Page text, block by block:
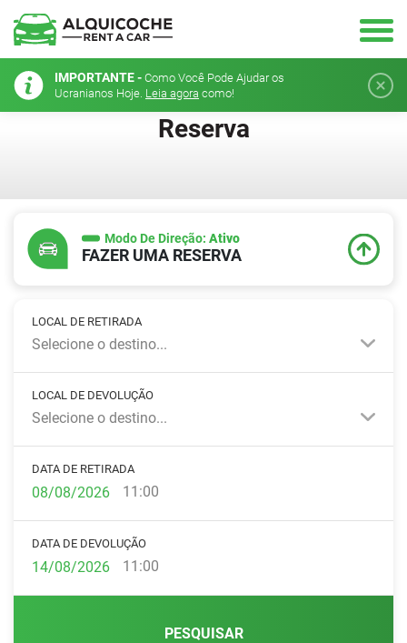
IMPORTANTE - Como Você Pode Ajudar os
Ucranianos Hoje. Leia agora como!
Reserva
Modo De Direção: Ativo
FAZER UMA RESERVA
LOCAL DE RETIRADA
Selecione o destino...
LOCAL DE DEVOLUÇÃO
Selecione o destino...
DATA DE RETIRADA
11:00
DATA DE DEVOLUÇÃO
11:00
PESQUISAR